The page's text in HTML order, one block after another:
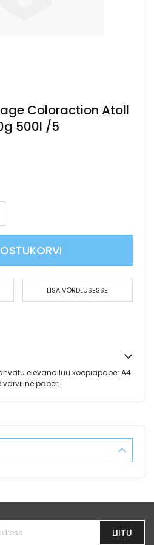
Coloraction Atoll
500l /5
LISA VÕRDLUSESSE
elevandiluu koopiapaber A4
paber.
LIITU